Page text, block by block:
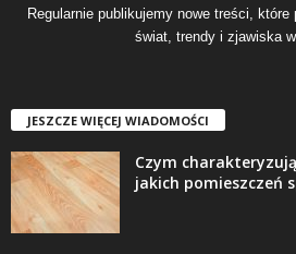
Regularnie publikujemy nowe treści, które
świat, trendy i zjawiska
JESZCZE WIĘCEJ WIADOMOŚCI
Czym
jakich pomieszczeń